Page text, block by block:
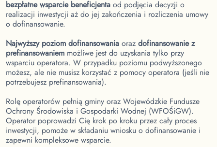
bezpłatne wsparcie beneficjenta od podjęcia decyzji o
realizacji inwestycji aż do jej zakończenia i rozliczenia umowy
o dofinansowanie.
Najwyższy poziom dofinansowania oraz dofinansowanie z
prefinansowaniem możliwe jest do uzyskania tylko przy
wsparciu operatora. W przypadku poziomu podwyższonego
możesz, ale nie musisz korzystać z pomocy operatora (jeśli nie
potrzebujesz prefinansowania).
Rolę operatorów pełnią gminy oraz Wojewódzkie Fundusze
Ochrony Środowiska i Gospodarki Wodnej (WFOŚiGW).
Operator poprowadzi Cię krok po kroku przez cały proces
inwestycji, pomoże w składaniu wniosku o dofinansowanie i
zapewni kompleksowe wsparcie.